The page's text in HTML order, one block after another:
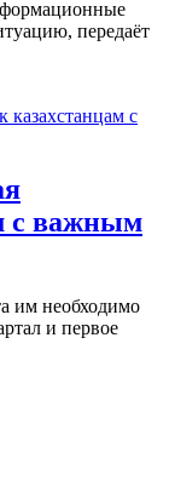
передаёт
с важным
им необходимо
и первое